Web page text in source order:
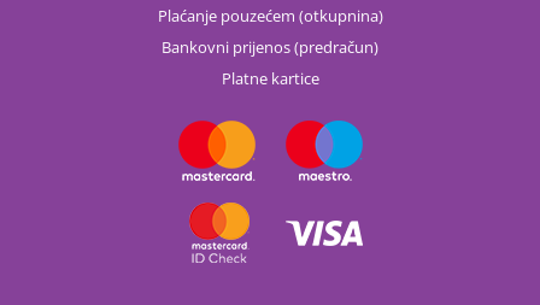
Plaćanje pouzećem (otkupnina)
Bankovni prijenos (predračun)
Platne kartice